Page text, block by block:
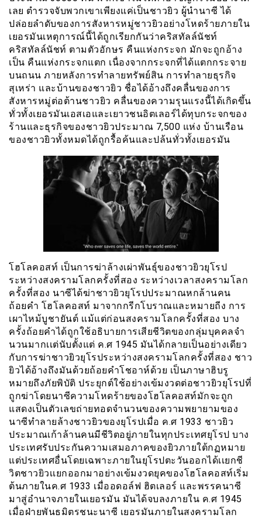
เลย ตำรวจจับพวกเขาเพียงแค่เป็นชาวยิว ผู้นำนาซี ได้
ปล่อยลำดับของการสังหารหมู่ชาวยิวอย่างโหดร้ายภายใน
เยอรมันเหตุการณ์นี้ได้ถูกเรียกกันว่าคริสทัลล์นัชท์
คริสทัลล์นัชท์ ตามตัวอักษร คืนแห่งกระจก มักจะถูกอ้าง
เป็น คืนแห่งกระจกแตก เนื่องจากกระจกที่ได้แตกกระจาย
บนถนน ภายหลังการทำลายทรัพย์สิน การทำลายธุรกิจ
สุเหร่า และบ้านของชาวยิว ชื่อได้อ้างถึงคลื่นของการ
สังหารหมู่ต่อต้านชาวยิว คลื่นของความรุนแรงนี้ได้เกิดขึ้น
ทั่วทั้งเยอรมันเอสเอและเยาวชนอิตเลอร์ได้ทุบกระจกของ
ร้านและธุรกิจของชาวยิวประมาณ 7,500 แห่ง บ้านเรือน
ของชาวยิวทั้งหมดได้ถูกรื้อค้นและปล้นทั่วทั้งเยอรมัน
โฮโลคอสท์ เป็นการฆ่าล้างเผ่าพันธุ์ของชาวยิวยุโรป
ระหว่างสงครามโลกครั้งที่สอง ระหว่างเวลาสงครามโลก
ครั้งที่สอง นาซีได้ฆ่าชาวยิวยุโรปประมาณหกล้านคน
ถ้อยคำ โฮโลคอสท์ มาจากกรีกโบราณและหมายถีง การ
เผาไหม้บูชายันต์ เเม้แต่ก่อนสงครามโลกครั้งที่สอง บาง
ครั้งถ้อยคำได้ถูกใช้อธิบายการเสียชีวิตของกลุ่มบุคคลจำ
นวนมากเเต่นับตั้งแต่ ค.ศ 1945 มันได้กลายเป็นอย่างเดียว
กับการฆ่าชาวยิวยุโรประหว่างสงครามโลกครั้งที่สอง ชาว
ยิวได้อ้างถึงมันด้วยถ้อยคำโชอาห์ด้วย เป็นภาษาฮิบรู
หมายถึงภัยพิบัติ ประยุกต์ใช้อย่างเข้มงวดต่อชาวยิวยุโรปที่
ถูกฆ่าโดยนาซีความโหดร้ายของโฮโลคอสท์มักจะถูก
แสดงเป็นตัวเลขถ่ายทอดจำนวนของความพยายามของ
นาซีทำลายล้างชาวยิวของยุโรปเมื่อ ค.ศ 1933 ชาวยิว
ประมาณเก้าล้านคนมีชีวิตอยู่ภายในทุกประเทศยุโรป บาง
ประเทศรับประกันความเสมอภาคของยิวภายใต้กฏหมาย
แต่ประเทศอื่นโดยเฉพาะภายในยุโรปตะวันออกได้เเยกชี
วิตชาวยิวเเยกออกมาอย่างเข้มงวดยุคของโฮโลคอสท์เริ่ม
ต้นภายในค.ศ 1933 เมื่ออดอล์ฟ ฮิตเลอร์ และพรรคนาซี
มาสู่อำนาจภายในเยอรมัน มันได้จบลงภายใน ค.ศ 1945
เมื่อฝ่ายพันธมิตรชนะนาซี เยอรมันภายในสงครามโลก